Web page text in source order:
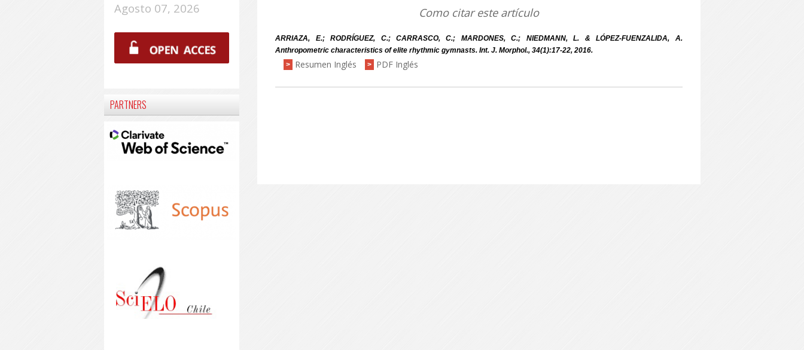
Como citar este artículo
ARRIAZA, E.; RODRÍGUEZ, C.; CARRASCO, C.; MARDONES, C.; NIEDMANN, L. & LÓPEZ-FUENZALIDA, A.
Anthropometric characteristics of elite rhythmic gymnasts. Int. J. Morphol., 34(1):17-22, 2016.
>
Resumen Inglés > PDF Inglés
Agosto 07, 2026
PARTNERS